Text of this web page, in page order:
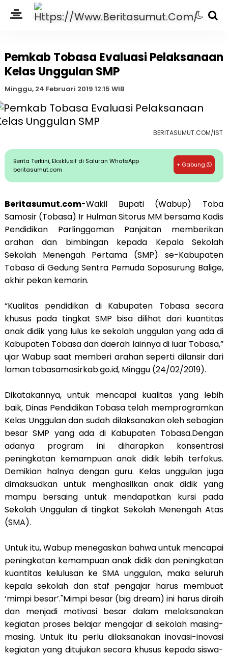
Pemkab Tobasa Evaluasi Pelaksanaan
Kelas Unggulan SMP
Minggu, 24 Februari 2019 12:15 WIB
BERITASUMUT.COM/IST
Berita Terkini, Eksklusif di Saluran WhatsApp
beritasumut.com
+ Gabung
Beritasumut.com-Wakil Bupati (Wabup) Toba
Samosir (Tobasa) Ir Hulman Sitorus MM bersama Kadis
Pendidikan Parlinggoman Panjaitan memberikan
arahan dan bimbingan kepada Kepala Sekolah
Sekolah Menengah Pertama (SMP) se-Kabupaten
Tobasa di Gedung Sentra Pemuda Soposurung Balige,
akhir pekan kemarin.
“Kualitas pendidikan di Kabupaten Tobasa secara
khusus pada tingkat SMP bisa dilihat dari kuantitas
anak didik yang lulus ke sekolah unggulan yang ada di
Kabupaten Tobasa dan daerah lainnya di luar Tobasa,”
ujar Wabup saat memberi arahan seperti dilansir dari
laman tobasamosirkab.go.id, Minggu (24/02/2019).
Dikatakannya, untuk mencapai kualitas yang lebih
baik, Dinas Pendidikan Tobasa telah memprogramkan
Kelas Unggulan dan sudah dilaksanakan oleh sebagian
besar SMP yang ada di Kabupaten Tobasa.Dengan
adanya program ini diharapkan konsentrasi
peningkatan kemampuan anak didik lebih terfokus.
Demikian halnya dengan guru. Kelas unggulan juga
dimaksudkan untuk menghasilkan anak didik yang
mampu bersaing untuk mendapatkan kursi pada
Sekolah Unggulan di tingkat Sekolah Menengah Atas
(SMA).
Untuk itu, Wabup menegaskan bahwa untuk mencapai
peningkatan kemampuan anak didik dan peningkatan
kuantitas kelulusan ke SMA unggulan, maka seluruh
kepala sekolah dan staf pengajar harus membuat
‘mimpi besar’."Mimpi besar (big dream) ini harus diraih
dan menjadi motivasi besar dalam melaksanakan
kegiatan proses belajar mengajar di sekolah masing-
masing. Untuk itu perlu dilaksanakan inovasi-inovasi
kegiatan yang ditujukan secara khusus kepada siswa-